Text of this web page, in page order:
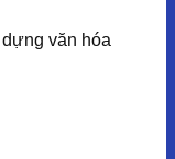
văn hóa